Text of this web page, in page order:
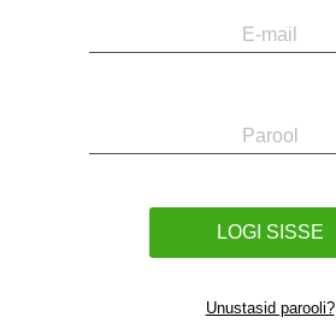
LOGI SISSE
Unustasid parooli?